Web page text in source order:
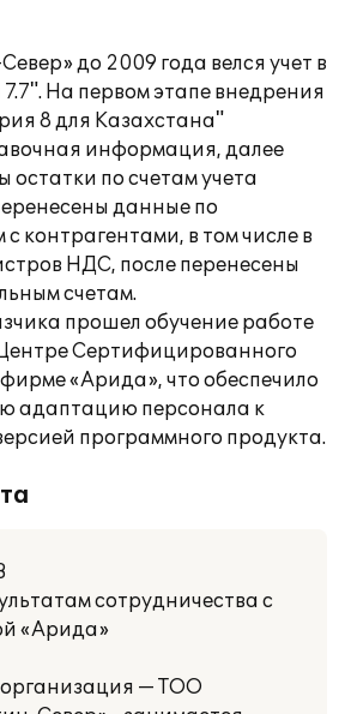
до 2009 года велся учет в
На первом этапе внедрения
8 для Казахстана"
информация, далее
остатки по счетам учета
данные по
контрагентами, в том числе в
НДС, после перенесены
счетам.
прошел обучение работе
Сертифицированного
«Арида», что обеспечило
адаптацию персонала к
программного продукта.
сотрудничества с
«Арида»
— ТОО